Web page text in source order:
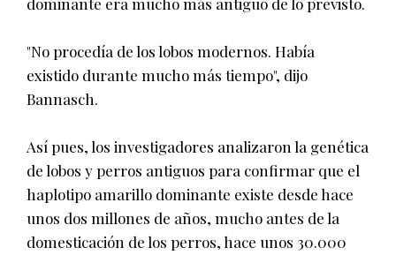
"No procedía de los lobos modernos. Había
existido durante mucho más tiempo", dijo
Bannasch.
Así pues, los investigadores analizaron la genética
de lobos y perros antiguos para confirmar que el
haplotipo amarillo dominante existe desde hace
unos dos millones de años, mucho antes de la
domesticación de los perros, hace unos 30.000